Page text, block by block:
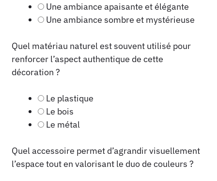
Une ambiance apaisante et élégante
Une ambiance sombre et mystérieuse
Quel matériau naturel est souvent utilisé pour
renforcer l’aspect authentique de cette
décoration ?
Le plastique
Le bois
Le métal
Quel accessoire permet d’agrandir visuellement
l’espace tout en valorisant le duo de couleurs ?